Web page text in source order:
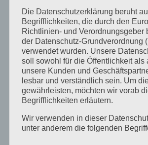
Dezember 2020
Oktober 2020
August 2020
Juli 2020
Juni 2020
Mai 2020
April 2020
März 2020
Die Datenschutzerklärung beruht
Begrifflichkeiten, die durch den
Richtlinien- und Verordnungsgeber
der Datenschutz-Grundverordnung
verwendet wurden. Unsere
soll sowohl für die Öffentlichkeit als
unsere Kunden und
lesbar und verständlich sein. Um
gewährleisten, möchten wir vorab
Begrifflichkeiten erläutern.
Wir verwenden in dieser
unter anderem die folgenden